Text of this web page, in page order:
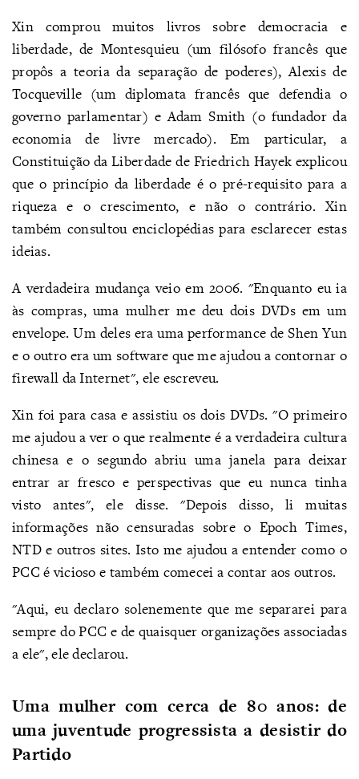
Xin comprou muitos livros sobre democracia e
liberdade, de Montesquieu (um filósofo francês que
propôs a teoria da separação de poderes), Alexis de
Tocqueville (um diplomata francês que defendia o
governo parlamentar) e Adam Smith (o fundador da
economia de livre mercado). Em particular, a
Constituição da Liberdade de Friedrich Hayek explicou
que o princípio da liberdade é o pré-requisito para a
riqueza e o crescimento, e não o contrário. Xin
também consultou enciclopédias para esclarecer estas
ideias.
A verdadeira mudança veio em 2006. "Enquanto eu ia
às compras, uma mulher me deu dois DVDs em um
envelope. Um deles era uma performance de Shen Yun
e o outro era um software que me ajudou a contornar o
firewall da Internet", ele escreveu.
Xin foi para casa e assistiu os dois DVDs. "O primeiro
me ajudou a ver o que realmente é a verdadeira cultura
chinesa e o segundo abriu uma janela para deixar
entrar ar fresco e perspectivas que eu nunca tinha
visto antes", ele disse. "Depois disso, li muitas
informações não censuradas sobre o Epoch Times,
NTD e outros sites. Isto me ajudou a entender como o
PCC é vicioso e também comecei a contar aos outros.
"Aqui, eu declaro solenemente que me separarei para
sempre do PCC e de quaisquer organizações associadas
a ele", ele declarou.
Uma mulher com cerca de 80 anos: de
uma juventude progressista a desistir do
Partido